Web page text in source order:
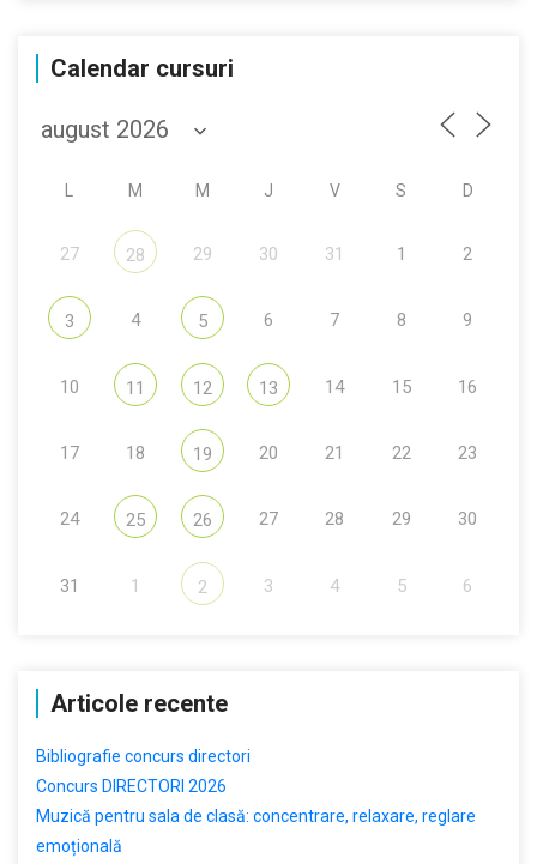
Calendar cursuri
M M J V S D
27 28 29 30 31 1 2
3 4 5 6 7 8 9
10 11 12 13 14 15 16
17 18 19 20 21 22 23
24 25 26 27 28 29 30
31 1 2 3 4 5 6
Articole recente
Bibliografie concurs directori
Concurs DIRECTORI 2026
Muzică pentru sala de clasă: concentrare, relaxare, reglare
emoțională